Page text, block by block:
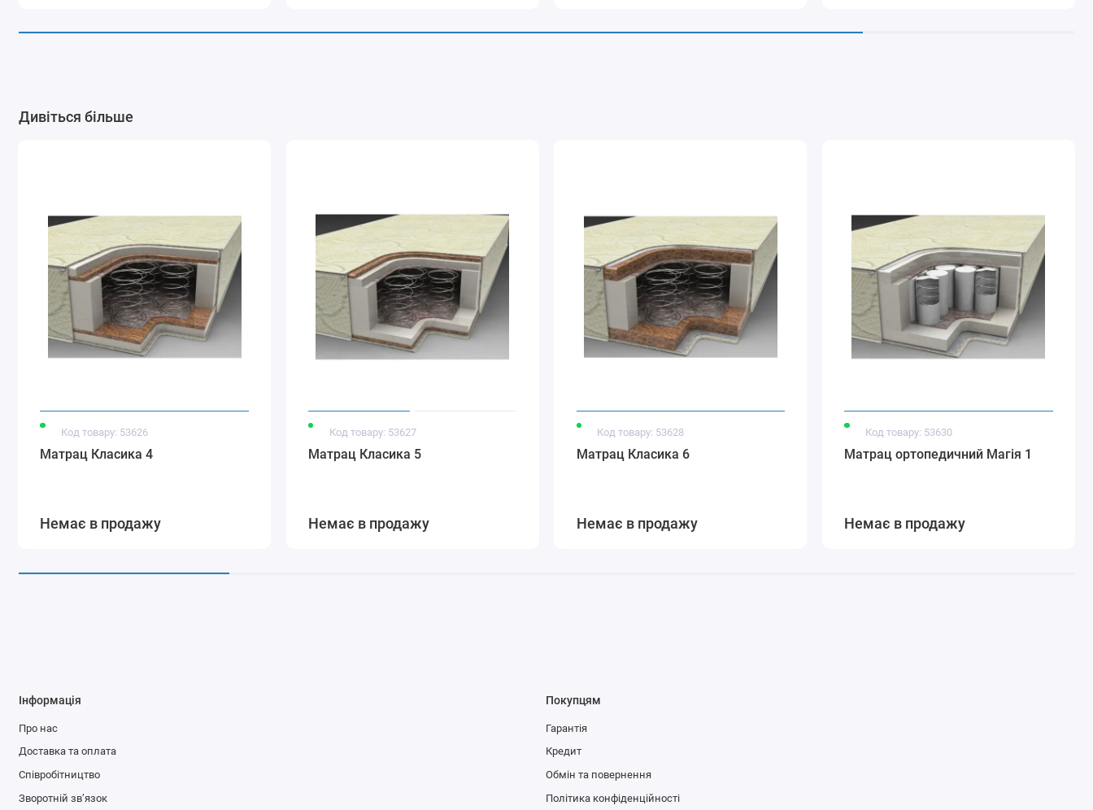
Дивіться більше
Код товару: 53626
Матрац Класика 4
Немає в продажу
Код товару: 53627
Матрац Класика 5
Немає в продажу
Код товару: 53628
Матрац Класика 6
Немає в продажу
Код товару: 53630
Матрац ортопедичний Магія 1
Немає в продажу
Інформація
Про нас
Доставка та оплата
Співробітництво
Зворотній зв’язок
Покупцям
Гарантія
Кредит
Обмін та повернення
Політика конфіденційності